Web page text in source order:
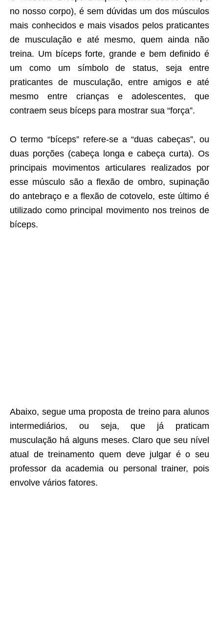
no nosso corpo), é sem dúvidas um dos músculos
mais conhecidos e mais visados pelos praticantes
de musculação e até mesmo, quem ainda não
treina. Um bíceps forte, grande e bem definido é
um como um símbolo de status, seja entre
praticantes de musculação, entre amigos e até
mesmo entre crianças e adolescentes, que
contraem seus bíceps para mostrar sua “força”.
O termo “bíceps” refere-se a “duas cabeças”, ou
duas porções (cabeça longa e cabeça curta). Os
principais movimentos articulares realizados por
esse músculo são a flexão de ombro, supinação
do antebraço e a flexão de cotovelo, este último é
utilizado como principal movimento nos treinos de
bíceps.
Abaixo, segue uma proposta de treino para alunos
intermediários, ou seja, que já praticam
musculação há alguns meses. Claro que seu nível
atual de treinamento quem deve julgar é o seu
professor da academia ou personal trainer, pois
envolve vários fatores.